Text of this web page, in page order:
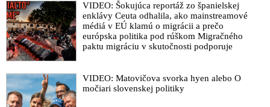
VIDEO: Šokujúca reportáž zo španielskej
enklávy Ceuta odhalila, ako mainstreamové
médiá v EÚ klamú o migrácii a prečo
európska politika pod rúškom Migračného
paktu migráciu v skutočnosti podporuje
VIDEO: Matovičova svorka hyen alebo O
močiari slovenskej politiky